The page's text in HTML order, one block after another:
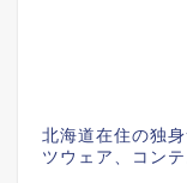
北海道在住の独
ツウェア、コン